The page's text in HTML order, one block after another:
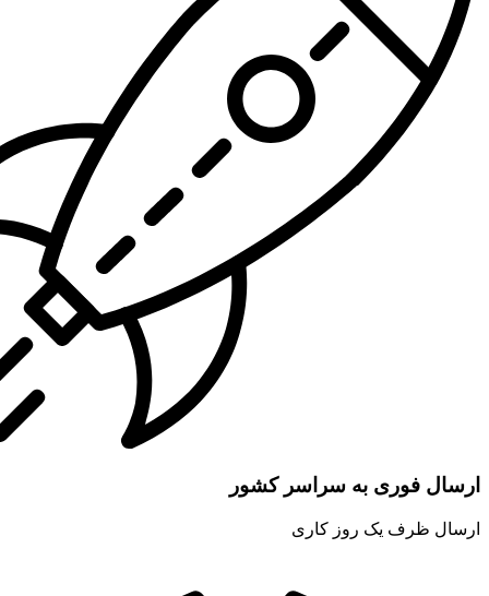
ارسال فوری به سراسر کشور
ارسال ظرف یک روز کاری